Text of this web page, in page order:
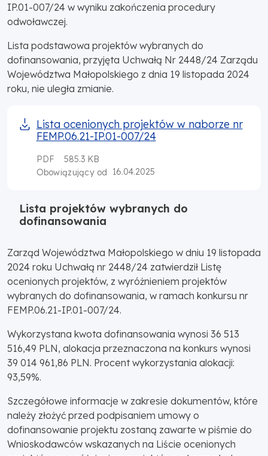
IP.01-007/24 w wyniku zakończenia procedury
odwoławczej.
Lista podstawowa projektów wybranych do
dofinansowania, przyjęta Uchwałą Nr 2448/24 Zarządu
Województwa Małopolskiego z dnia 19 listopada 2024
roku, nie uległa zmianie.
Lista ocenionych projektów w naborze nr
FEMP.06.21-IP.01-007/24
PDF
585.3 KB
Obowiązujący od
16.04.2025
Lista projektów wybranych do
dofinansowania
Zarząd Województwa Małopolskiego w dniu 19 listopada
2024 roku Uchwałą nr 2448/24 zatwierdził Listę
ocenionych projektów, z wyróżnieniem projektów
wybranych do dofinansowania, w ramach konkursu nr
FEMP.06.21-IP.01-007/24.
Wykorzystana kwota dofinansowania wynosi 36 513
516,49 PLN, alokacja przeznaczona na konkurs wynosi
39 014 961,86 PLN. Procent wykorzystania alokacji:
93,59%.
Szczegółowe informacje w zakresie dokumentów, które
należy złożyć przed podpisaniem umowy o
dofinansowanie projektu zostaną zawarte w piśmie do
Wnioskodawców wskazanych na Liście ocenionych